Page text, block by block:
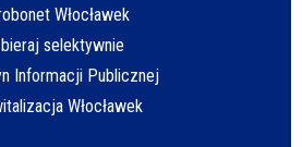
Włocławek
selektywnie
Informacji Publicznej
Włocławek